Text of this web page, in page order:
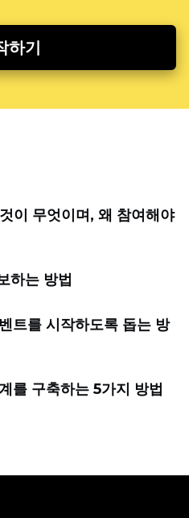
하기
이 무엇이며, 왜 참여해야
하는 방법
트를 시작하도록 돕는 방
를 구축하는 5가지 방법